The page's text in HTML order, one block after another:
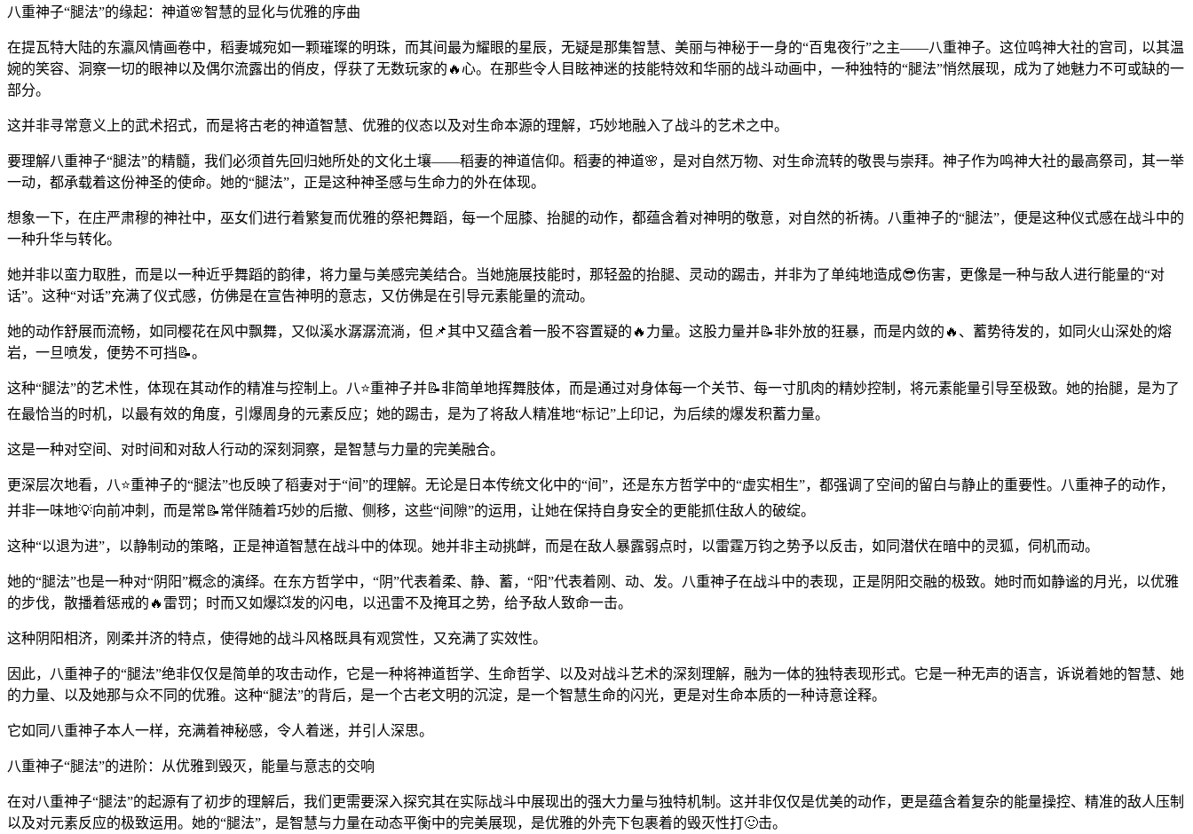
八重神子“腿法”的缘起：神道🌸智慧的显化与优雅的序曲
在提瓦特大陆的东瀛风情画卷中，稻妻城宛如一颗璀璨的明珠，而其间最为耀眼的星辰，无疑是那集智慧、美丽与神秘于一身的“百鬼夜行”之主——八重神子。这位鸣神大社的宫司，以其温
婉的笑容、洞察一切的眼神以及偶尔流露出的俏皮，俘获了无数玩家的🔥心。在那些令人目眩神迷的技能特效和华丽的战斗动画中，一种独特的“腿法”悄然展现，成为了她魅力不可或缺的一
部分。
这并非寻常意义上的武术招式，而是将古老的神道智慧、优雅的仪态以及对生命本源的理解，巧妙地融入了战斗的艺术之中。
要理解八重神子“腿法”的精髓，我们必须首先回归她所处的文化土壤——稻妻的神道信仰。稻妻的神道🌸，是对自然万物、对生命流转的敬畏与崇拜。神子作为鸣神大社的最高祭司，其一举
一动，都承载着这份神圣的使命。她的“腿法”，正是这种神圣感与生命力的外在体现。
想象一下，在庄严肃穆的神社中，巫女们进行着繁复而优雅的祭祀舞蹈，每一个屈膝、抬腿的动作，都蕴含着对神明的敬意，对自然的祈祷。八重神子的“腿法”，便是这种仪式感在战斗中的
一种升华与转化。
她并非以蛮力取胜，而是以一种近乎舞蹈的韵律，将力量与美感完美结合。当她施展技能时，那轻盈的抬腿、灵动的踢击，并非为了单纯地造成😎伤害，更像是一种与敌人进行能量的“对
话”。这种“对话”充满了仪式感，仿佛是在宣告神明的意志，又仿佛是在引导元素能量的流动。
她的动作舒展而流畅，如同樱花在风中飘舞，又似溪水潺潺流淌，但📌其中又蕴含着一股不容置疑的🔥力量。这股力量并📝非外放的狂暴，而是内敛的🔥、蓄势待发的，如同火山深处的熔
岩，一旦喷发，便势不可挡📝。
这种“腿法”的艺术性，体现在其动作的精准与控制上。八⭐重神子并📝非简单地挥舞肢体，而是通过对身体每一个关节、每一寸肌肉的精妙控制，将元素能量引导至极致。她的抬腿，是为了
在最恰当的时机，以最有效的角度，引爆周身的元素反应；她的踢击，是为了将敌人精准地“标记”上印记，为后续的爆发积蓄力量。
这是一种对空间、对时间和对敌人行动的深刻洞察，是智慧与力量的完美融合。
更深层次地看，八⭐重神子的“腿法”也反映了稻妻对于“间”的理解。无论是日本传统文化中的“间”，还是东方哲学中的“虚实相生”，都强调了空间的留白与静止的重要性。八重神子的动作，
并非一味地💡向前冲刺，而是常📝常伴随着巧妙的后撤、侧移，这些“间隙”的运用，让她在保持自身安全的更能抓住敌人的破绽。
这种“以退为进”，以静制动的策略，正是神道智慧在战斗中的体现。她并非主动挑衅，而是在敌人暴露弱点时，以雷霆万钧之势予以反击，如同潜伏在暗中的灵狐，伺机而动。
她的“腿法”也是一种对“阴阳”概念的演绎。在东方哲学中，“阴”代表着柔、静、蓄，“阳”代表着刚、动、发。八重神子在战斗中的表现，正是阴阳交融的极致。她时而如静谧的月光，以优雅
的步伐，散播着惩戒的🔥雷罚；时而又如爆💥发的闪电，以迅雷不及掩耳之势，给予敌人致命一击。
这种阴阳相济，刚柔并济的特点，使得她的战斗风格既具有观赏性，又充满了实效性。
因此，八重神子的“腿法”绝非仅仅是简单的攻击动作，它是一种将神道哲学、生命哲学、以及对战斗艺术的深刻理解，融为一体的独特表现形式。它是一种无声的语言，诉说着她的智慧、她
的力量、以及她那与众不同的优雅。这种“腿法”的背后，是一个古老文明的沉淀，是一个智慧生命的闪光，更是对生命本质的一种诗意诠释。
它如同八重神子本人一样，充满着神秘感，令人着迷，并引人深思。
八重神子“腿法”的进阶：从优雅到毁灭，能量与意志的交响
在对八重神子“腿法”的起源有了初步的理解后，我们更需要深入探究其在实际战斗中展现出的强大力量与独特机制。这并非仅仅是优美的动作，更是蕴含着复杂的能量操控、精准的敌人压制
以及对元素反应的极致运用。她的“腿法”，是智慧与力量在动态平衡中的完美展现，是优雅的外壳下包裹着的毁灭性打🙂击。